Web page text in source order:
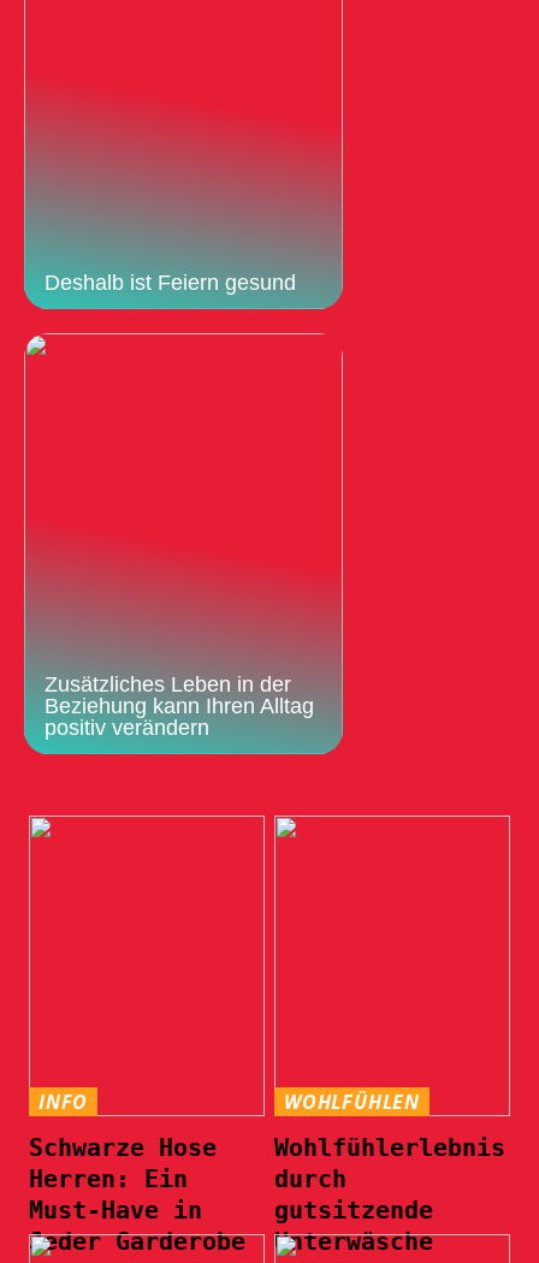
Deshalb ist Feiern gesund
Zusätzliches Leben in der
Beziehung kann Ihren Alltag
positiv verändern
INFO
Schwarze Hose
Herren: Ein
Must-Have in
Jeder Garderobe
WOHLFÜHLEN
Wohlfühlerlebnis
durch
gutsitzende
Unterwäsche